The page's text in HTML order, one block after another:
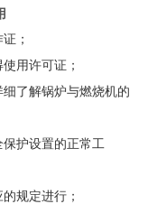
；
用许可证；
了解锅炉与燃烧机的
护设置的正常工
规定进行；